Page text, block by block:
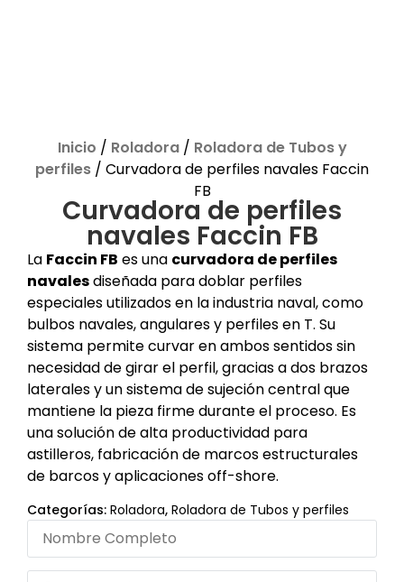
Inicio / Roladora/ Roladora de Tubos y
perfiles / Curvadora de perfiles navales Faccin
FB
Curvadora de perfiles
navales Faccin FB
La Faccin FB es una curvadora de perfiles
navalesdiseñada para doblar perfiles
especiales utilizados en la industria naval, como
bulbos navales, angulares y perfiles en T. Su
sistema permite curvar en ambos sentidos sin
necesidad de girar el perfil, gracias a dos brazos
laterales y un sistema de sujeción central que
mantiene la pieza firme durante el proceso. Es
una solución de alta productividad para
astilleros, fabricación de marcos estructurales
de barcos y aplicaciones off-shore.
Categorías: Roladora, Roladora de Tubos y perfiles